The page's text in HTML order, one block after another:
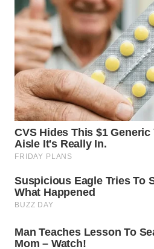
WN
NIAS
WN
LANGKAT
WN
TAPANULI
SELATAN
TANJUNG
LESUNG
WN
KARO